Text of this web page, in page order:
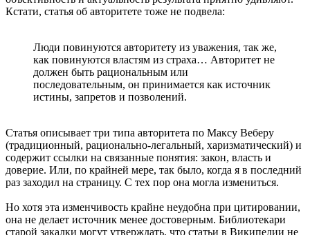
Кстати, статья об авторитете тоже не подвела:
Люди повинуются авторитету из уважения, так же,
как повинуются властям из страха… Авторитет не
должен быть рациональным или
последовательным, он принимается как источник
истины, запретов и позволений.
Статья описывает три типа авторитета по Максу Веберу
(традиционный, рационально-легальный, харизматический) и
содержит ссылки на связанные понятия: закон, власть и
доверие. Или, по крайней мере, так было, когда я в последний
раз заходил на страницу. С тех пор она могла измениться.
Но хотя эта изменчивость крайне неудобна при цитировании,
она не делает источник менее достоверным. Библиотекари
старой закалки могут утверждать, что статьи в Википедии не